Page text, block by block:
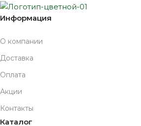
Информация
О компании
Доставка
Оплата
Акции
Контакты
Каталог